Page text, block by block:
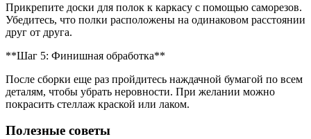
Прикрепите доски для полок к каркасу с помощью саморезов.
Убедитесь, что полки расположены на одинаковом расстоянии
друг от друга.
**Шаг 5: Финишная обработка**
После сборки еще раз пройдитесь наждачной бумагой по всем
деталям, чтобы убрать неровности. При желании можно
покрасить стеллаж краской или лаком.
Полезные советы